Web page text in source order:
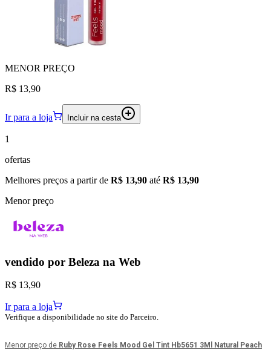
MENOR PREÇO
R$ 13,90
Ir para a loja Incluir na cesta
1
ofertas
Melhores preços a partir de R$ 13,90 até R$ 13,90
Menor preço
vendido por Beleza na Web
R$ 13,90
Ir para a loja
Verifique a disponibilidade no site do Parceiro.
Menor preço de Ruby Rose Feels Mood Gel Tint Hb5651 3Ml Natural Peach